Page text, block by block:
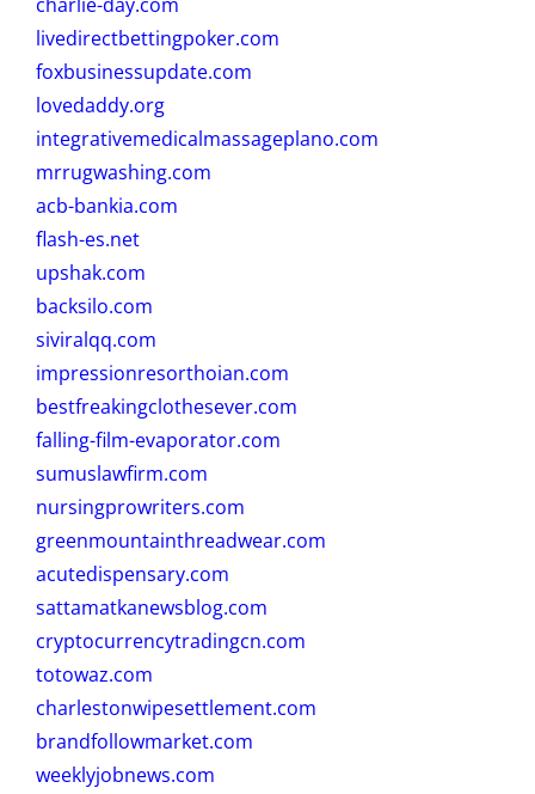
charlie-day.com
livedirectbettingpoker.com
foxbusinessupdate.com
lovedaddy.org
integrativemedicalmassageplano.com
mrrugwashing.com
acb-bankia.com
flash-es.net
upshak.com
backsilo.com
siviralqq.com
impressionresorthoian.com
bestfreakingclothesever.com
falling-film-evaporator.com
sumuslawfirm.com
nursingprowriters.com
greenmountainthreadwear.com
acutedispensary.com
sattamatkanewsblog.com
cryptocurrencytradingcn.com
totowaz.com
charlestonwipesettlement.com
brandfollowmarket.com
weeklyjobnews.com